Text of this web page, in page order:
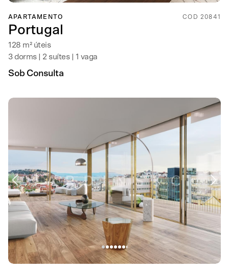
APARTAMENTO COD 20841
Portugal
128 m² úteis
3 dorms | 2 suítes | 1 vaga
Sob Consulta